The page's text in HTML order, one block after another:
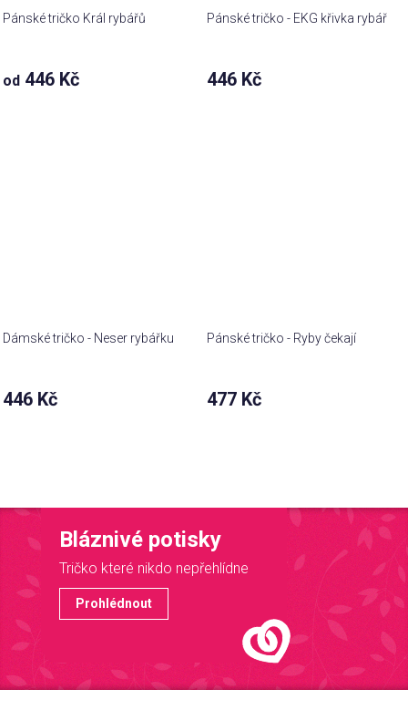
Pánské tričko Král rybářů
od 446 Kč
Pánské tričko - EKG křivka rybář
446 Kč
Dámské tričko - Neser rybářku
446 Kč
Pánské tričko - Ryby čekají
477 Kč
Bláznivé potisky
Tričko které nikdo nepřehlídne
Prohlédnout